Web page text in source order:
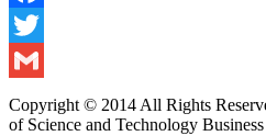
Facebook
Twitter
Gmail
Copyright © 2014 All Rights
of Science and Technology